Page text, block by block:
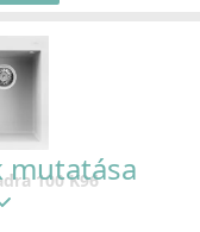
100 K96
mutatása